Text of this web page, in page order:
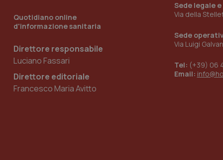
Quotidiano online
d'informazione sanitaria
Direttore responsabile
Luciano Fassari
Direttore editoriale
Francesco Maria Avitto
Sede legale
Via della
Sede
Via Luigi
Tel: (+39) 06
Email:
Nome
_ga_0VMQEQKQ1N
Nome
__Secure-YNID